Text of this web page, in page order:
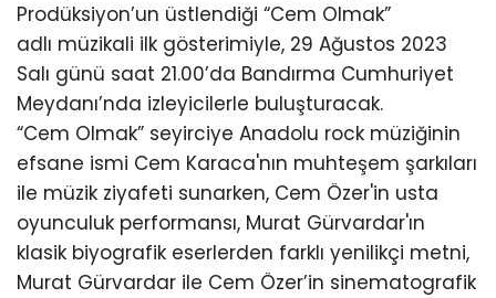
Prodüksiyon’un üstlendiği “Cem Olmak”
adlı müzikali ilk gösterimiyle, 29 Ağustos 2023
Salı günü saat 21.00’da Bandırma Cumhuriyet
Meydanı’nda izleyicilerle buluşturacak.
“Cem Olmak” seyirciye Anadolu rock müziğinin
efsane ismi Cem Karaca'nın muhteşem şarkıları
ile müzik ziyafeti sunarken, Cem Özer'in usta
oyunculuk performansı, Murat Gürvardar'ın
klasik biyografik eserlerden farklı yenilikçi metni,
Murat Gürvardar ile Cem Özer’in sinematografik